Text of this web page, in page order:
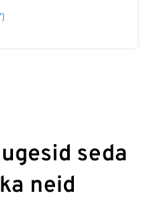
seda
neid